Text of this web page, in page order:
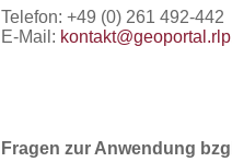
Telefon: +49 (0) 261 492-442
E-Mail:
Fragen zur Anwendung